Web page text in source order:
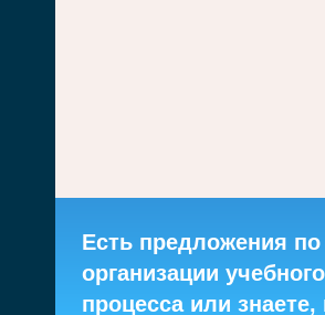
Есть предложения по
организации учебного
процесса или знаете,